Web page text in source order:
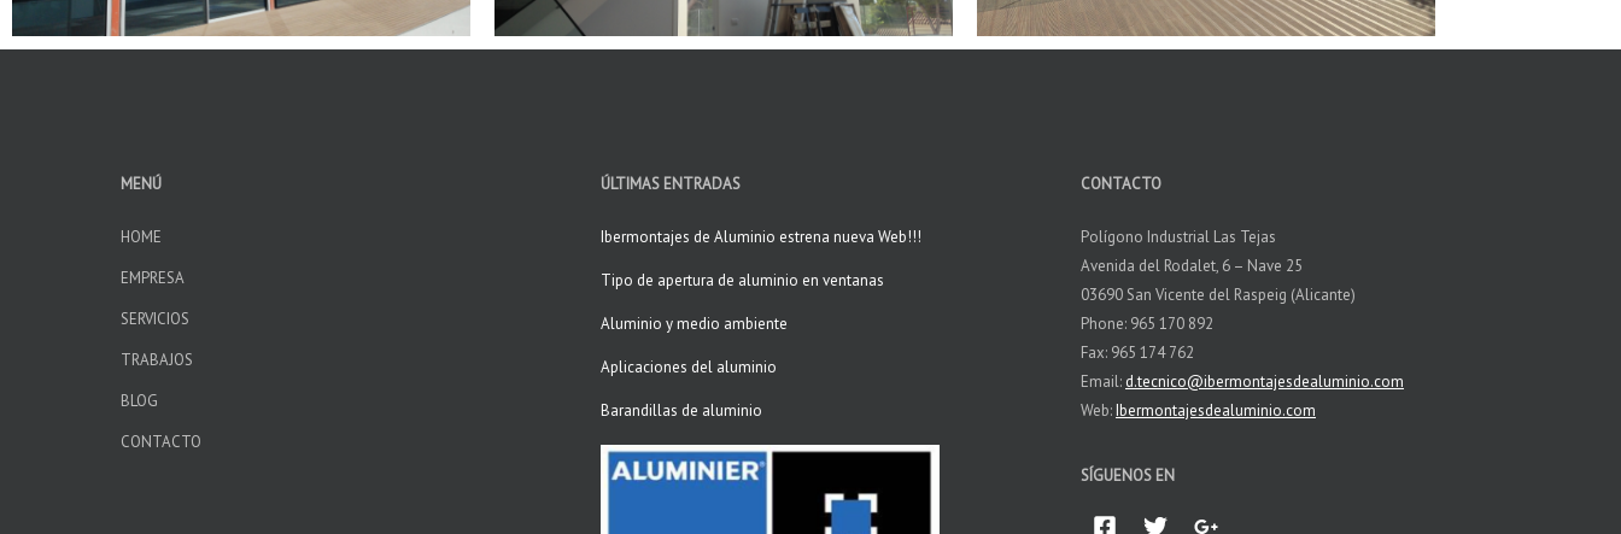
MENÚ
HOME
EMPRESA
SERVICIOS
TRABAJOS
BLOG
CONTACTO
ÚLTIMAS ENTRADAS
Ibermontajes de Aluminio estrena nueva Web!!!
Tipo de apertura de aluminio en ventanas
Aluminio y medio ambiente
Aplicaciones del aluminio
Barandillas de aluminio
CONTACTO
Polígono Industrial Las Tejas
Avenida del Rodalet, 6 – Nave 25
03690 San Vicente del Raspeig (Alicante)
Phone: 965 170 892
Fax: 965 174 762
Email: d.tecnico@ibermontajesdealuminio.com
Web:Ibermontajesdealuminio.com
SÍGUENOS EN